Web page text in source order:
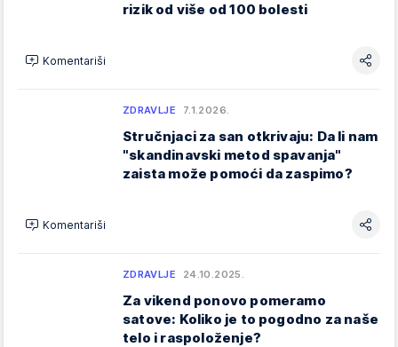
rizik od više od 100 bolesti
Komentariši
ZDRAVLJE 7.1.2026.
Stručnjaci za san otkrivaju: Da li nam
"skandinavski metod spavanja"
zaista može pomoći da zaspimo?
Komentariši
ZDRAVLJE 24.10.2025.
Za vikend ponovo pomeramo
satove: Koliko je to pogodno za naše
telo i raspoloženje?